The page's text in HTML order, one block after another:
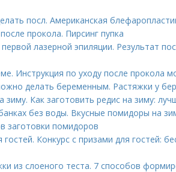
посл. Американская
прокола. Пирсинг пупка
лазерной эпиляции. Результат
Инструкция по уходу после прокола
делать беременным. Растяжки у
зиму. Как заготовить редис на зиму:
без воды. Вкусные помидоры на
заготовки помидоров
Конкурс с призами для гостей:
из слоеного теста. 7 способов